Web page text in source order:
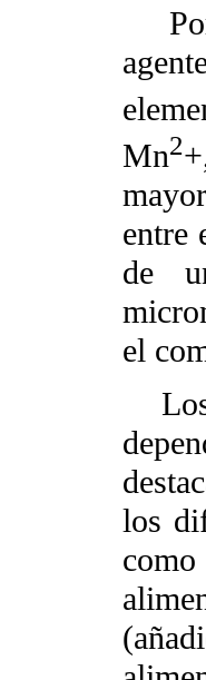
Por
Mn2
entre
de
el
Los
los